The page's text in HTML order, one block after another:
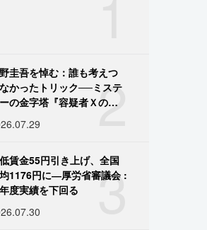
2
圭吾を悼む：誰も考えつ
かったトリック──ミステ
の金字塔『容疑者Ｘの献
3
賃金55円引き上げ、全国
1176円に―厚労省審議会 :
度実績を下回る